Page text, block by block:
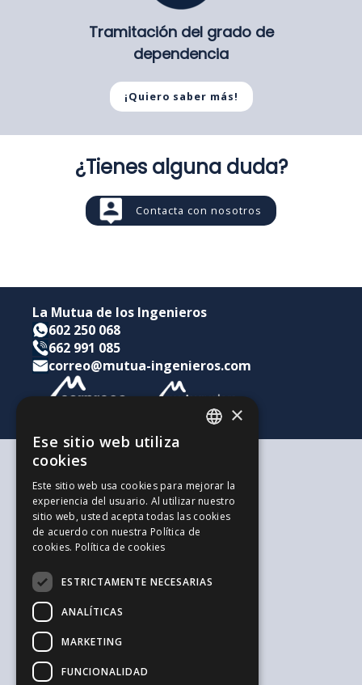
Tramitación del grado de
dependencia
¡Quiero saber más!
¿Tienes alguna duda?
Contacta con nosotros
La Mutua de los Ingenieros
602 250 068
662 991 085
correo@mutua-ingenieros.com
Según tus necesidades
Para ti y tu familia
Para tus ahorros e inversiones
Para tu empresa
La alternativa a los Autónomos
Trabaja con nosotros
El Blog de la Ingeniería
Blog de Jovenes Inspirit Mutua
El Blog de Sepreco
Sugerencias y Reclamaciones
Información general y seguridad
Aviso legal
ENGLISH
×
Ese sitio web utiliza
cookies
Este sitio web usa cookies para mejorar la
experiencia del usuario. Al utilizar nuestro
sitio web, usted acepta todas las cookies
de acuerdo con nuestra Política de
cookies. Política de cookies
ESTRICTAMENTE NECESARIAS
ANALÍTICAS
MARKETING
FUNCIONALIDAD